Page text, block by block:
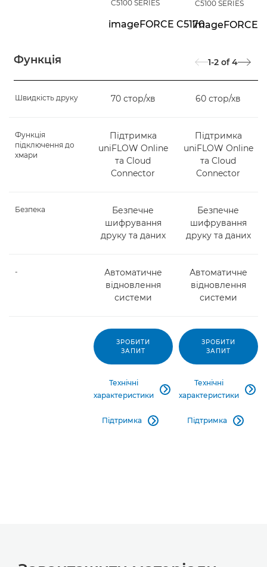
Функція
C5100 SERIES
imageFORCE C5170
C5100 SERIES
imageFORCE
1-2 of 4
Швидкість друку 70 стор/хв 60 стор/хв
Функція
підключення до
хмари
Підтримка
uniFLOW Online
та Cloud
Connector
Підтримка
uniFLOW Online
та Cloud
Connector
Безпека
Безпечне
шифрування
друку та даних
Безпечне
шифрування
друку та даних
-
Автоматичне
відновлення
системи
Автоматичне
відновлення
системи
ЗРОБИТИ
ЗАПИТ
Технічні
характеристики

Підтримка 
ЗРОБИТИ
ЗАПИТ
Технічні
характеристики

Підтримка 